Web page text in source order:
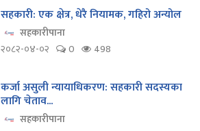
सहकारी: एक क्षेत्र, धेरै नियामक, गहिरो अन्योल
सहकारीपाना
२०८२-०४-०२
0 498
कर्जा असुली न्यायाधिकरण: सहकारी सदस्यका
लागि चेताव...
सहकारीपाना